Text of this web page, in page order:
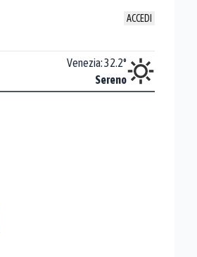
ACCEDI
Venezia:32.2°
Sereno